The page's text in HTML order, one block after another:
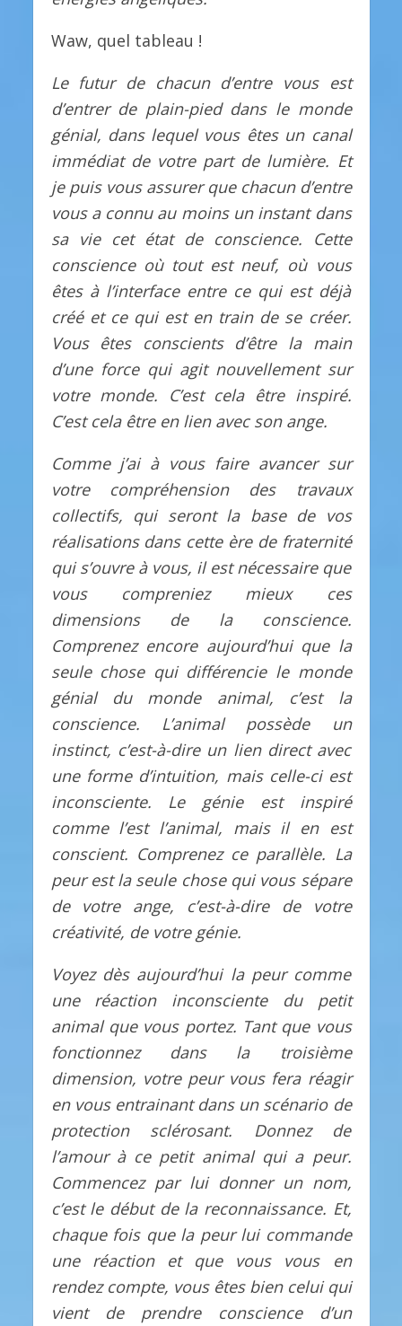
Waw, quel tableau !
Le futur de chacun d’entre vous est
d’entrer de plain-pied dans le monde
génial, dans lequel vous êtes un canal
immédiat de votre part de lumière. Et
je puis vous assurer que chacun d’entre
vous a connu au moins un instant dans
sa vie cet état de conscience. Cette
conscience où tout est neuf, où vous
êtes à l’interface entre ce qui est déjà
créé et ce qui est en train de se créer.
Vous êtes conscients d’être la main
d’une force qui agit nouvellement sur
votre monde. C’est cela être inspiré.
C’est cela être en lien avec son ange.
Comme j’ai à vous faire avancer sur
votre compréhension des travaux
collectifs, qui seront la base de vos
réalisations dans cette ère de fraternité
qui s’ouvre à vous, il est nécessaire que
vous compreniez mieux ces
dimensions de la conscience.
Comprenez encore aujourd’hui que la
seule chose qui différencie le monde
génial du monde animal, c’est la
conscience. L’animal possède un
instinct, c’est-à-dire un lien direct avec
une forme d’intuition, mais celle-ci est
inconsciente. Le génie est inspiré
comme l’est l’animal, mais il en est
conscient. Comprenez ce parallèle. La
peur est la seule chose qui vous sépare
de votre ange, c’est-à-dire de votre
créativité, de votre génie.
Voyez dès aujourd’hui la peur comme
une réaction inconsciente du petit
animal que vous portez. Tant que vous
fonctionnez dans la troisième
dimension, votre peur vous fera réagir
en vous entrainant dans un scénario de
protection sclérosant. Donnez de
l’amour à ce petit animal qui a peur.
Commencez par lui donner un nom,
c’est le début de la reconnaissance. Et,
chaque fois que la peur lui commande
une réaction et que vous vous en
rendez compte, vous êtes bien celui qui
vient de prendre conscience d’un